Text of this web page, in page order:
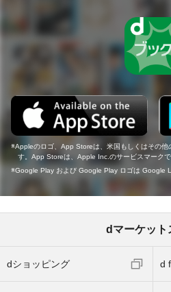
Appleのロゴ、App Storeは、米国もしくはその
す。App Storeは、Apple Inc.のサービスマークで
Google Play および Google Play ロゴは Google
dマーケット
dショッピング d